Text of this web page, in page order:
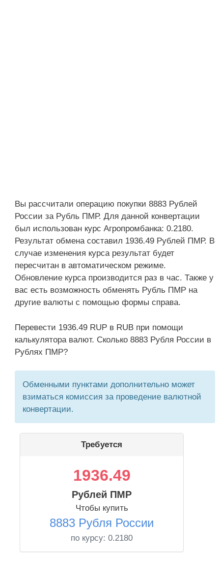
Вы рассчитали операцию покупки 8883 Рублей
России за Рубль ПМР. Для данной конвертации
был использован курс Агропромбанка: 0.2180.
Результат обмена составил 1936.49 Рублей ПМР. В
случае изменения курса результат будет
пересчитан в автоматическом режиме.
Обновление курса производится раз в час. Также у
вас есть возможность обменять Рубль ПМР на
другие валюты с помощью формы справа.
Перевести 1936.49 RUP в RUB при помощи
калькулятора валют. Сколько 8883 Рубля России в
Рублях ПМР?
Обменными пунктами дополнительно может
взиматься комиссия за проведение валютной
конвертации.
Требуется
1936.49
Рублей ПМР
Чтобы купить
8883 Рубля России
по курсу: 0.2180